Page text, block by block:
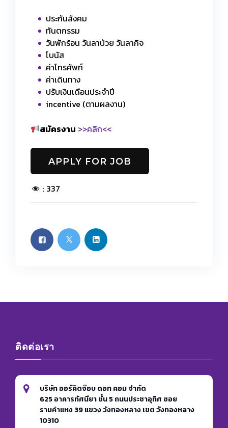
ประกันสังคม
ทันตกรรม
วันพักร้อน วันลาป่วย วันลากิจ
โบนัส
ค่าโทรศัพท์
ค่าเดินทาง
ปรับเงินเดือนประจำปี
incentive (ตามผลงาน)
สมัครงาน >>คลิก<<
: 337
ติดต่อเรา
บริษัท ออร์คิดจ๊อบ ดอท คอม จำกัด
625 อาคารทัศนียา ชั้น 5 ถนนประชาอุทิศ ซอย
รามคำแหง 39 แขวง วังทองหลาง เขต วังทองหลาง
10310